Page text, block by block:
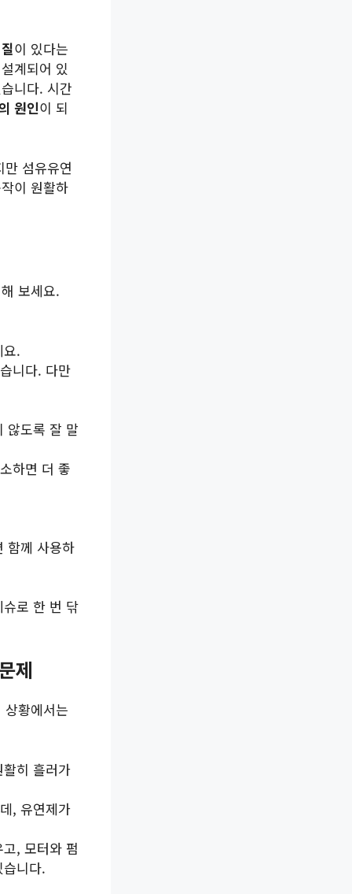
이 있다는
계되어 있
니다. 시간
원인이 되
섬유유연
이 원활하
보세요.
.
니다. 다만
않도록 잘 말
하면 더 좋
함께 사용하
로 한 번 닦
제
황에서는
히 흘러가
, 유연제가
, 모터와 펌
니다.